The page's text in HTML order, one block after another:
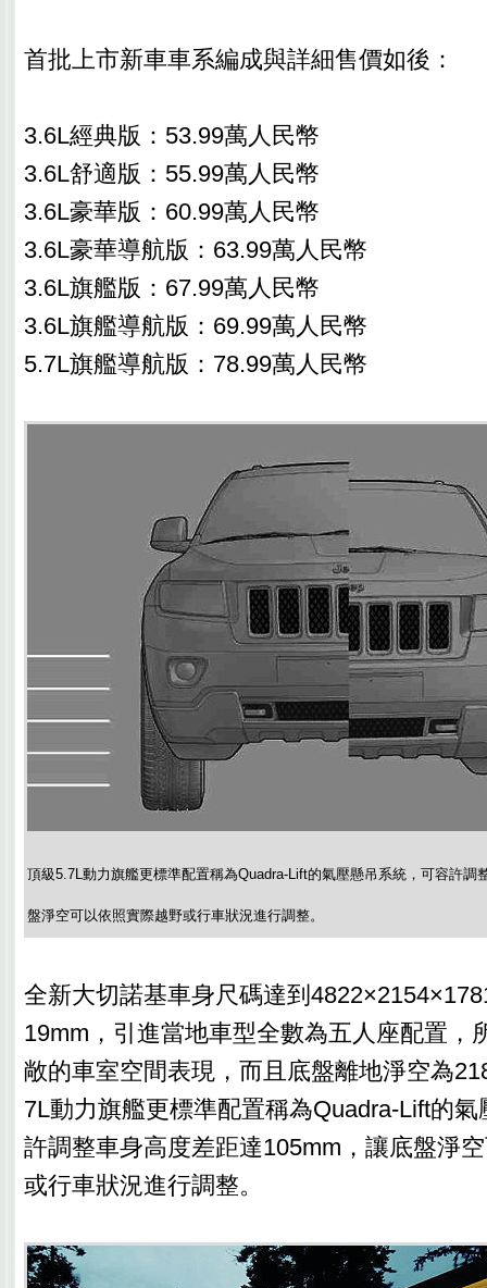
首批上市新車車系編成與詳細售價如後：
3.6L經典版：53.99萬人民幣
3.6L舒適版：55.99萬人民幣
3.6L豪華版：60.99萬人民幣
3.6L豪華導航版：63.99萬人民幣
3.6L旗艦版：67.99萬人民幣
3.6L旗艦導航版：69.99萬人民幣
5.7L旗艦導航版：78.99萬人民幣
頂級5.7L動力旗艦更標準配置稱為Quadra-Lift的氣壓懸吊系統，可容許調
盤淨空可以依照實際越野或行車狀況進行調整。
全新大切諾基車身尺碼達到
19mm，引進當地車型全數為五人座配置，
敞的車室空間表現，而且底盤離地淨空為
7L動力旗艦更標準配置稱為Quadra-Lift的
許調整車身高度差距達105mm，讓底盤淨
或行車狀況進行調整。